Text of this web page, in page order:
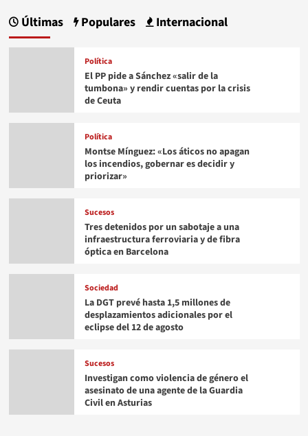
Últimas Populares Internacional
Política
El PP pide a Sánchez «salir de la
tumbona» y rendir cuentas por la crisis
de Ceuta
Política
Montse Mínguez: «Los áticos no apagan
los incendios, gobernar es decidir y
priorizar»
Sucesos
Tres detenidos por un sabotaje a una
infraestructura ferroviaria y de fibra
óptica en Barcelona
Sociedad
La DGT prevé hasta 1,5 millones de
desplazamientos adicionales por el
eclipse del 12 de agosto
Sucesos
Investigan como violencia de género el
asesinato de una agente de la Guardia
Civil en Asturias